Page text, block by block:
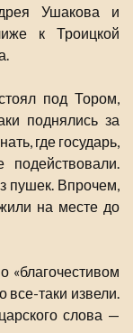
Ушакова и
к Троицкой
под Тором,
поднялись за
где государь,
пушек. Впрочем,
на месте до
«благочестивом
все-таки извели.
слова —